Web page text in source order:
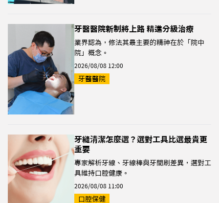
牙醫醫院新制將上路 精進分級治療
業界認為，修法其最主要的精神在於「院中
院」概念。
2026/08/08 12:00
牙醫醫院
牙縫清潔怎麼選？選對工具比選最貴更
重要
專家解析牙線、牙線棒與牙間刷差異，選對工
具維持口腔健康。
2026/08/08 11:00
口腔保健